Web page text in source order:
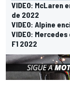
VIDEO: McLaren
de 2022
VIDEO: Alpine
VIDEO:
F1 2022